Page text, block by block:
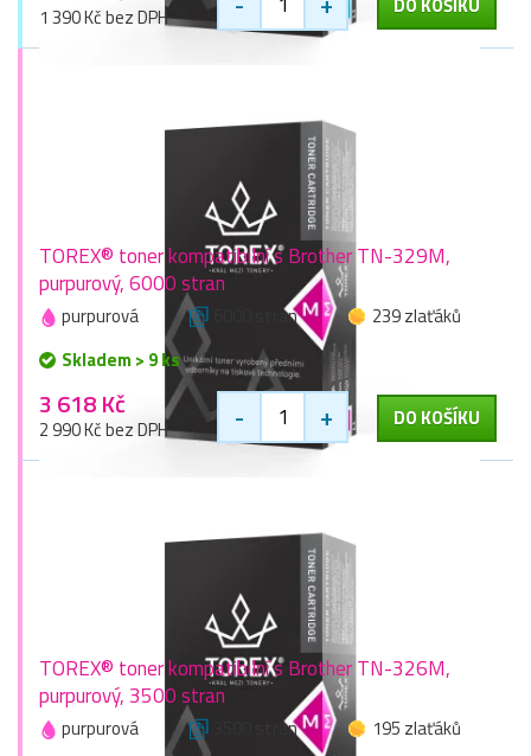
1 390 Kč bez DPH
TOREX® toner kompatibilní s Brother TN-329M,
purpurový, 6000 stran
purpurová 6000 stran
239 zlaťáků
Skladem > 9 ks
3 618 Kč
2 990 Kč bez DPH - + DO KOŠÍKU
TOREX® toner kompatibilní s Brother TN-326M,
purpurový, 3500 stran
purpurová 3500 stran
195 zlaťáků